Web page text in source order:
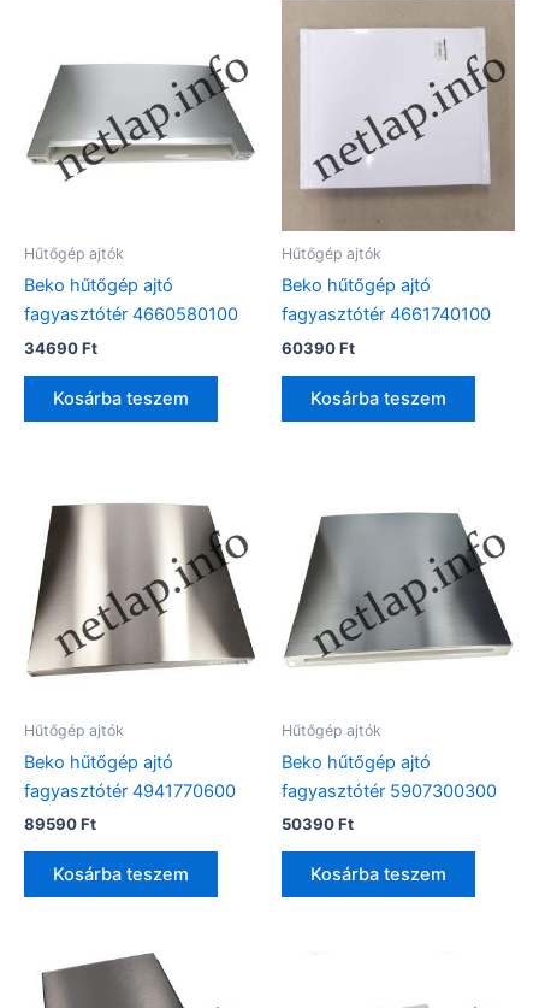
Hűtőgép ajtók
Beko hűtőgép ajtó
fagyasztótér 4660580100
34690Ft
Kosárba teszem
Hűtőgép ajtók
Beko hűtőgép ajtó
fagyasztótér 4661740100
60390Ft
Kosárba teszem
Hűtőgép ajtók
Beko hűtőgép ajtó
fagyasztótér 4941770600
89590Ft
Kosárba teszem
Hűtőgép ajtók
Beko hűtőgép ajtó
fagyasztótér 5907300300
50390Ft
Kosárba teszem